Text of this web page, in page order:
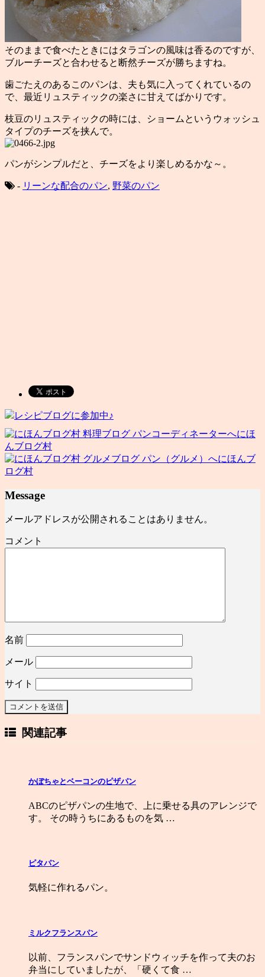
そのままで食べたときにはタラゴンの風味は香るのですが、
ブルーチーズと合わせると断然チーズが勝ちますね。
歯ごたえのあるこのパンは、夫も気に入ってくれているの
で、最近リュスティックの楽さに甘えてばかりです。
枝豆のリュスティックの時には、ショームというウォッシュ
タイプのチーズを挟んで。
パンがシンプルだと、チーズをより楽しめるかな～。
- リーンな配合のパン, 野菜のパン
レシピブログに参加中♪
にほ
んブログ村
にほんブ
ログ村
Message
メールアドレスが公開されることはありません。
コメント
名前
メール
サイト
関連記事
かぼちゃとベーコンのピザパン
ABCのピザパンの生地で、上に乗せる具のアレンジで
す。 その時うちにあるものを気 …
ピタパン
気軽に作れるパン。
ミルクフランスパン
以前、フランスパンでサンドウィッチを作って夫のお
弁当にしていましたが、「硬くて食 …